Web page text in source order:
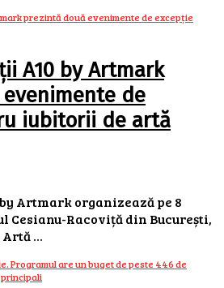
A10 by Artmark
de
iubitorii de artă
Artmark organizează pe 8
Cesianu-Racoviță din București,
...